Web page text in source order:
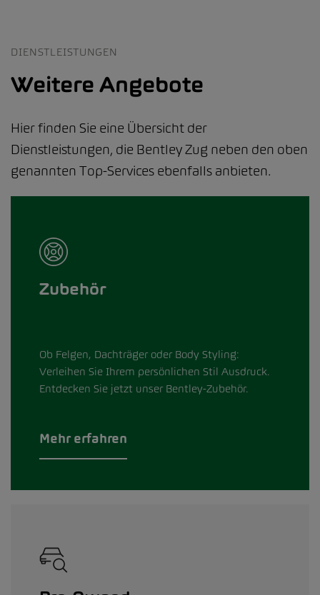
DIENSTLEISTUNGEN
Weitere Angebote
Hier finden Sie eine Übersicht der
Dienstleistungen, die Bentley Zug neben den oben
genannten Top-Services ebenfalls anbieten.
Zubehör
Ob Felgen, Dachträger oder Body Styling:
Verleihen Sie Ihrem persönlichen Stil Ausdruck.
Entdecken Sie jetzt unser Bentley-Zubehör.
Mehr erfahren